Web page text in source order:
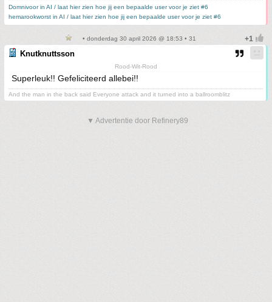
Domnivoor in AI / laat hier zien hoe jij een bepaalde user voor je ziet #6
hemarookworst in AI / laat hier zien hoe jij een bepaalde user voor je ziet #6
• donderdag 30 april 2026 @ 18:53 • 31
Knutknuttsson
Rood-Wit-Rood
Superleuk!! Gefeliciteerd allebei!!
And the man in the back said Everyone attack and it turned into a ballroomblitz
▼ Advertentie door Refinery89